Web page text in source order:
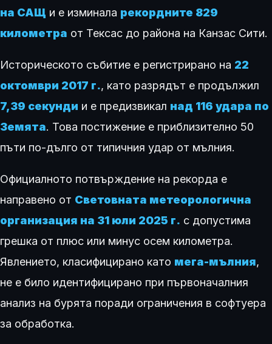
на САЩ и е изминала рекордните 829
километра от Тексас до района на Канзас Сити.
Историческото събитие е регистрирано на 22
октомври 2017 г., като разрядът е продължил
7,39 секунди и е предизвикал над 116 удара по
Земята. Това постижение е приблизително 50
пъти по-дълго от типичния удар от мълния.
Официалното потвърждение на рекорда е
направено от Световната метеорологична
организация на 31 юли 2025 г. с допустима
грешка от плюс или минус осем километра.
Явлението, класифицирано като мега-мълния,
не е било идентифицирано при първоначалния
анализ на бурята поради ограничения в софтуера
за обработка.